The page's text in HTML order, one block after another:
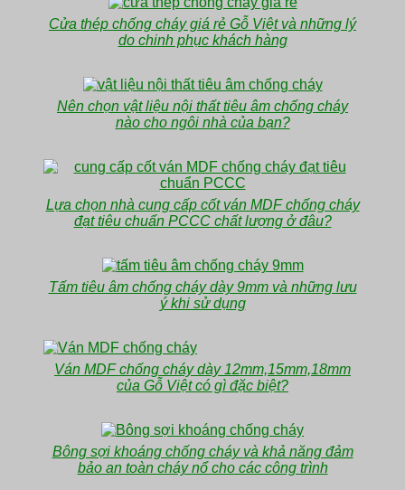
Cửa thép chống cháy giá rẻ Gỗ Việt và những lý
do chinh phục khách hàng
Nên chọn vật liệu nội thất tiêu âm chống cháy
nào cho ngôi nhà của bạn?
Lựa chọn nhà cung cấp cốt ván MDF chống cháy
đạt tiêu chuẩn PCCC chất lượng ở đâu?
Tấm tiêu âm chống cháy dày 9mm và những lưu
ý khi sử dụng
Ván MDF chống cháy dày 12mm,15mm,18mm
của Gỗ Việt có gì đặc biệt?
Bông sợi khoáng chống cháy và khả năng đảm
bảo an toàn cháy nổ cho các công trình